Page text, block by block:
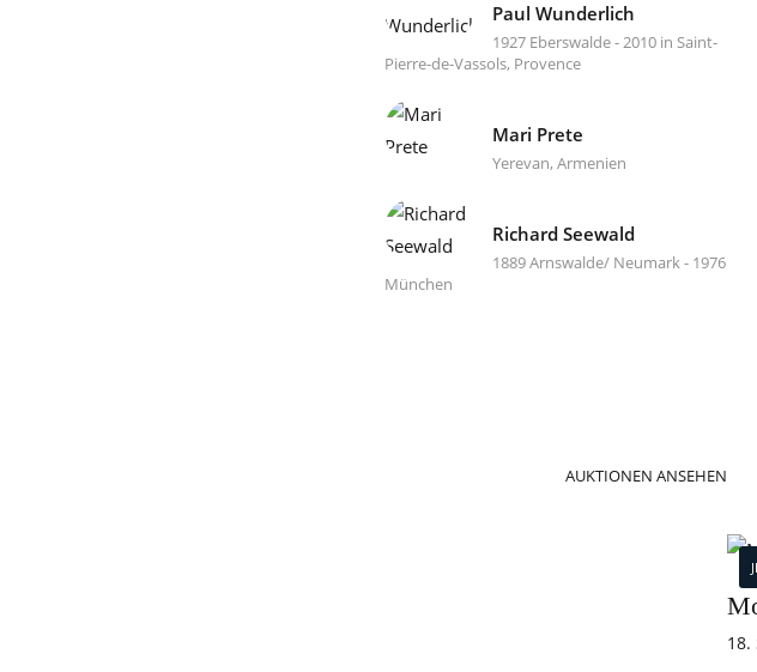
Paul Wunderlich
1927 Eberswalde - 2010 in Saint-
Pierre-de-Vassols, Provence
Mari Prete
Yerevan, Armenien
Richard Seewald
1889 Arnswalde/ Neumark - 1976
München
AUKTIONEN ANSEHEN
18.